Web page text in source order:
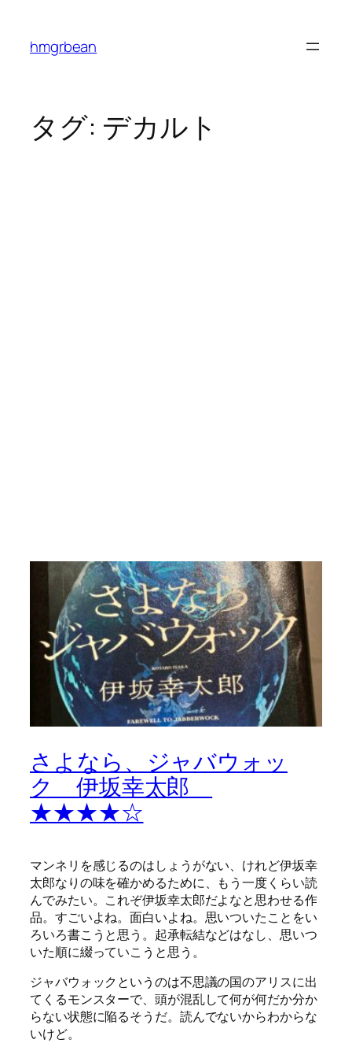
hmgrbean
タグ: デカルト
さよなら、ジャバウォッ
ク 伊坂幸太郎
★★★★☆
マンネリを感じるのはしょうがない、けれど伊坂幸
太郎なりの味を確かめるために、もう一度くらい読
んでみたい。これぞ伊坂幸太郎だよなと思わせる作
品。すごいよね。面白いよね。思いついたことをい
ろいろ書こうと思う。起承転結などはなし、思いつ
いた順に綴っていこうと思う。
ジャバウォックというのは不思議の国のアリスに出
てくるモンスターで、頭が混乱して何が何だか分か
らない状態に陥るそうだ。読んでないからわからな
いけど。